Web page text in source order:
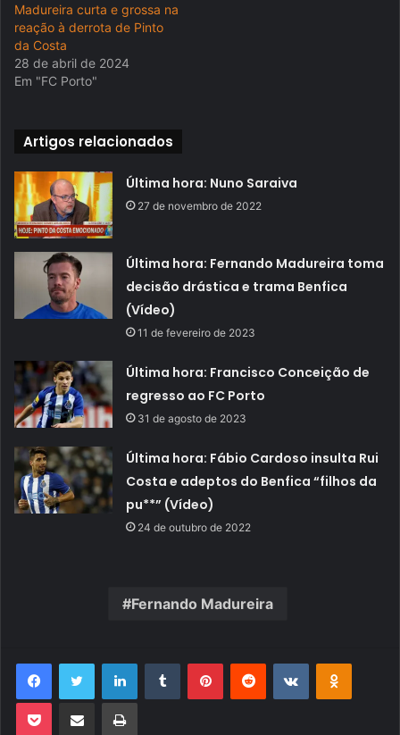
Madureira curta e grossa na
reação à derrota de Pinto
da Costa
28 de abril de 2024
Em "FC Porto"
Artigos relacionados
Última hora: Nuno Saraiva
27 de novembro de 2022
Última hora: Fernando Madureira toma
decisão drástica e trama Benfica
(Vídeo)
11 de fevereiro de 2023
Última hora: Francisco Conceição de
regresso ao FC Porto
31 de agosto de 2023
Última hora: Fábio Cardoso insulta Rui
Costa e adeptos do Benfica “filhos da
pu**” (Vídeo)
24 de outubro de 2022
Fernando Madureira
FacebookTwitter LinkedinTumblr PinterestReddit VK OK
Pocket Compartilhar via e-mail Imprimir